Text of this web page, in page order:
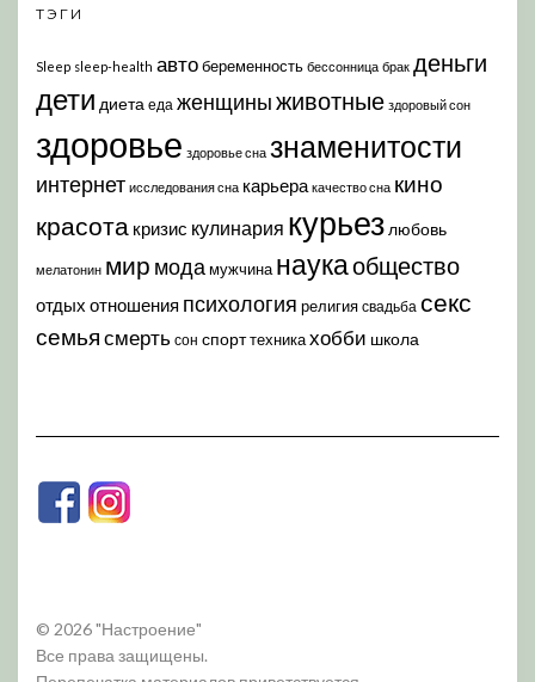
ТЭГИ
Sleep sleep-health автобеременность бессонница брак деньги
дети диета еда женщиныживотные здоровый сон
здоровье здоровье сна знаменитости
интернет исследования сна карьера качество сна кино
красота кризис кулинария курьез любовь
мелатонин мир модамужчина наукаобщество
отдых отношения психология религия свадьба секс
семья смерть сон спорттехникахобби школа
© 2026 "Настроение"
Все права защищены.